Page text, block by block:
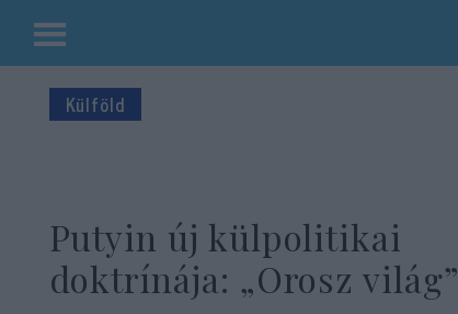
Kilépés
tartalomba
Külföld
Putyin új külpolitikai
doktrínája: „Orosz világ”